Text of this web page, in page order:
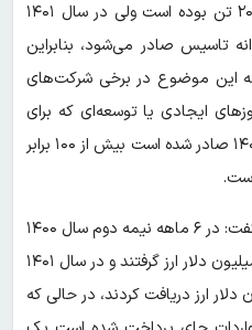
تاسیس شرکت دبش سبز گستر ۲۰۰ تن بوده است ولی در سال ۱۴۰۱
هزار تن پروانه تاسیس صادر می‌شود، بنابراین
این موضوع در برخی شرکت‌های
ایجادی یا توسعه‌ای که برای
شرکت‌های دبش از سال ۱۴۰۰ تا ۱۴۰۱ صادر شده است بیش از ۱۰۰ برابر
نماینده سازمان بازرسی کل کشور گفت: در ۶ ماهه نیمه دوم سال ۱۴۰۰
شرکت‌های این گروه بیش از ۵۰۰ میلیون دلار ارز گرفتند و در سال ۱۴۰۱
ارز دریافت کردند، در حالی که